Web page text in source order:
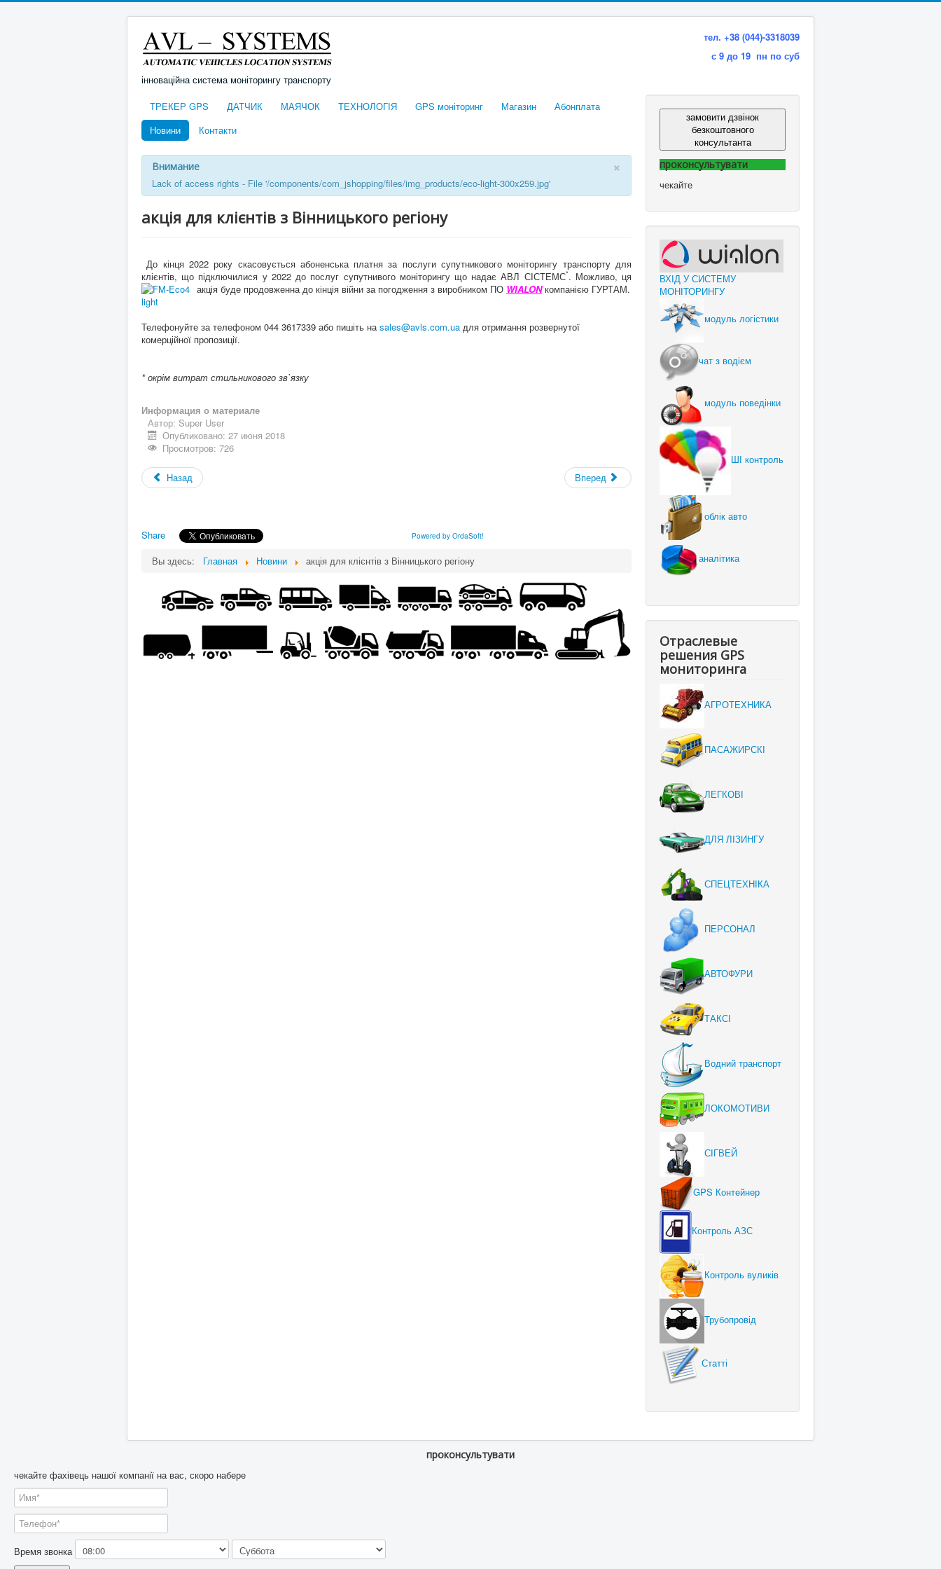
інноваційна система моніторингу транспорту
тел. +38 (044)-3318039
с 9 до 19 пн по суб
ТРЕКЕР GPS ДАТЧИК МАЯЧОК ТЕХНОЛОГІЯ GPS моніторинг Магазин
Абонплата
Новини
Контакти
×
Внимание
Lack of access rights - File '/components/com_jshopping/files/img_products/eco-light-300x259.jpg'
акція для клієнтів з Вінницького регіону
До кінця 2022 року скасовується абоненська платня за послуги супутникового моніторингу транспорту для
клієнтів, що підключилися у 2022 до послуг супутнивого моніторингу що надає АВЛ СІСТЕМС*. Можливо, ця
акція буде продовженна до кінція війни за погодження з виробником ПО WIALONкомпанією ГУРТАМ.
Телефонуйте за телефоном 044 3617339 або пишіть наsales@avls.com.ua для отримання розвернутої
комерційної пропозиції.
* окрім витрат стильникового зв`язку
Информация о материале
Автор: Super User
Опубликовано: 27 июня 2018
Просмотров: 726
Назад Вперед
Share Powered by OrdaSoft!
Вы здесь: Главная Новини акція для клієнтів з Вінницького регіону
замовити дзвінок
безкоштовного
консультанта
проконсультувати
чекайте
ВХІД У СИСТЕМУ
МОНІТОРИНГУ
модуль логістики
чат з водієм
модуль поведінки
ШІ контроль
облік авто
аналітика
Отраслевые
решения GPS
мониторинга
АГРОТЕХНИКА
ПАСАЖИРСКІ
ЛЕГКОВІ
ДЛЯ ЛІЗИНГУ
СПЕЦТЕХНІКА
ПЕРСОНАЛ
АВТОФУРИ
ТАКСІ
Водний транспорт
ЛОКОМОТИВИ
СІГВЕЙ
GPS Контейнер
Контроль АЗС
Контроль вуликів
Трубопровід
Статті
проконсультувати
чекайте фахівець нашої компанії на вас, скоро набере
Время звонка